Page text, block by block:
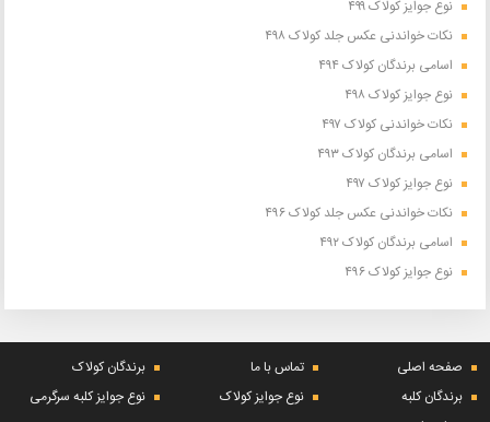
نوع جوایز کولاک ۴۹۹
نکات خواندنی عکس جلد کولاک ۴۹۸
اسامی برندگان کولاک ۴۹۴
نوع جوایز کولاک ۴۹۸
نکات خواندنی کولاک ۴۹۷
اسامی برندگان کولاک ۴۹۳
نوع جوایز کولاک ۴۹۷
نکات خواندنی عکس جلد کولاک ۴۹۶
اسامی برندگان کولاک ۴۹۲
نوع جوایز کولاک ۴۹۶
صفحه اصلی تماس با ما
برندگان کولاک
برندگان کلبه
نوع جوایز کولاک
نوع جوایز کلبه سرگرمی